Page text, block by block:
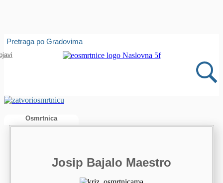
Otvori
Pretraga po Gradovima
Osmrtnica
Josip Bajalo Maestro